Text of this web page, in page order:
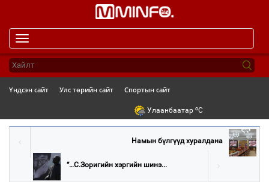
navigation
Үндсэн сайт Улс төрийн сайт Спортын сайт
Улаанбаатар oC
Намын бүлгүүд хуралдана
“…С.Зоригийн хэргийн шинэ...